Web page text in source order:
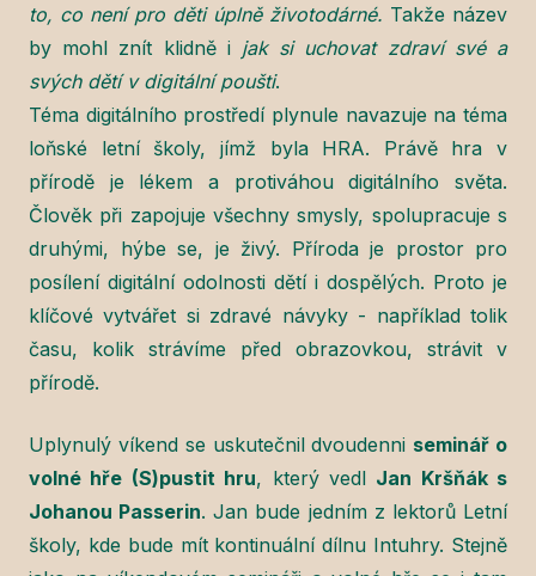
to, co není pro děti úplně životodárné. Takže název
by mohl znít klidně i jak si uchovat zdraví své a
svých dětí v digitální poušti.
Téma digitálního prostředí plynule navazuje na téma
loňské letní školy, jímž byla HRA. Právě hra v
přírodě je lékem a protiváhou digitálního světa.
Člověk při zapojuje všechny smysly, spolupracuje s
druhými, hýbe se, je živý. Příroda je prostor pro
posílení digitální odolnosti dětí i dospělých. Proto je
klíčové vytvářet si zdravé návyky - například tolik
času, kolik strávíme před obrazovkou, strávit v
přírodě.
Uplynulý víkend se uskutečnil dvoudenni seminář o
volné hře (S)pustit hru, který vedl Jan Kršňák s
Johanou Passerin. Jan bude jedním z lektorů Letní
školy, kde bude mít kontinuální dílnu Intuhry. Stejně